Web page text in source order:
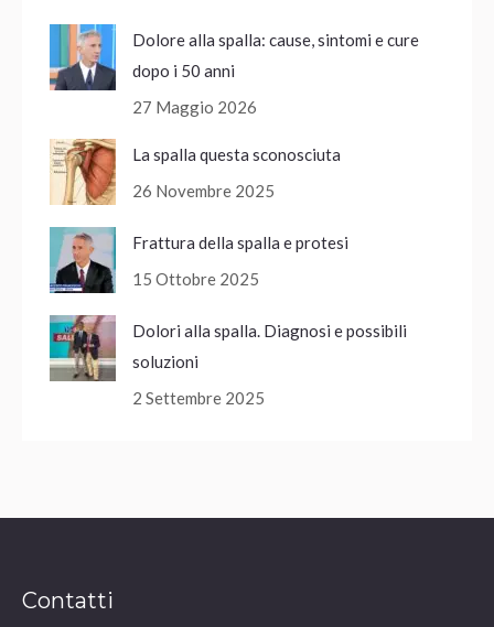
Dolore alla spalla: cause, sintomi e cure
dopo i 50 anni
27 Maggio 2026
La spalla questa sconosciuta
26 Novembre 2025
Frattura della spalla e protesi
15 Ottobre 2025
Dolori alla spalla. Diagnosi e possibili
soluzioni
2 Settembre 2025
Contatti